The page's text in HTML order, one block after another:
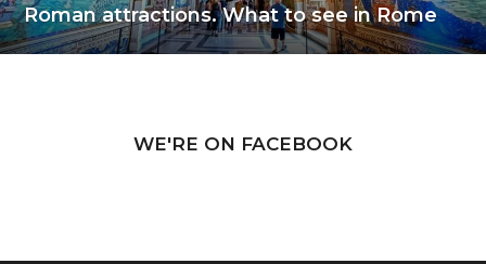
Roman attractions. What to see in Rome
WE'RE ON FACEBOOK